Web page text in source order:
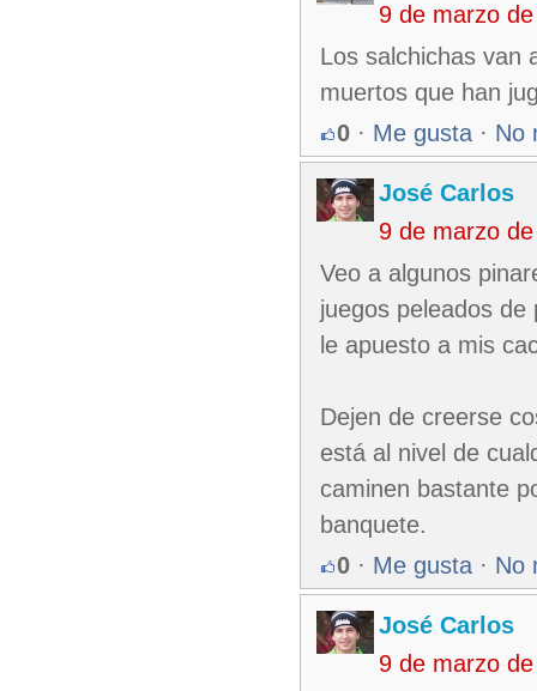
9 de marzo
Los salchichas van
muertos que han
0 · Me gusta · No
José Carlos
9 de marzo
Veo a algunos
juegos peleados
le apuesto a mis
Dejen de creerse
está al nivel de
caminen bastante
banquete.
0 · Me gusta · No
José Carlos
9 de marzo